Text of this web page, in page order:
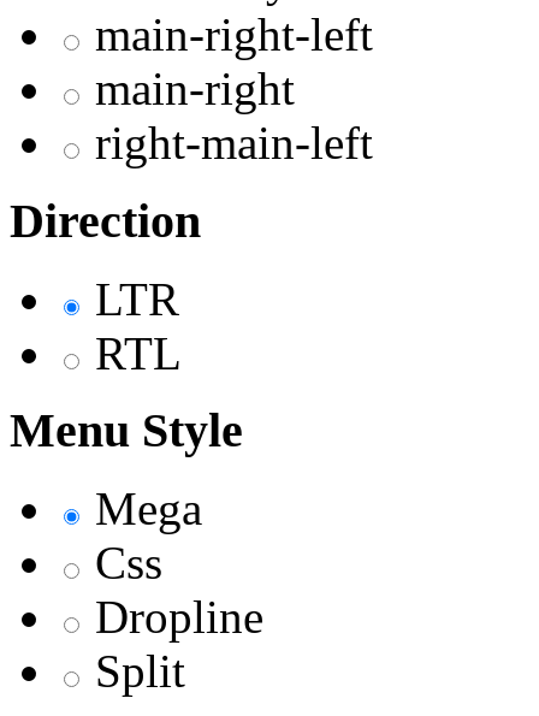
main-right-left
main-right
right-main-left
Direction
LTR
RTL
Menu Style
Mega
Css
Dropline
Split